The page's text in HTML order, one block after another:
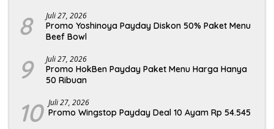
8 Juli 27, 2026
Promo Yoshinoya Payday Diskon 50% Paket Menu
Beef Bowl
9 Juli 27, 2026
Promo HokBen Payday Paket Menu Harga Hanya
50 Ribuan
10 Juli 27, 2026
Promo Wingstop Payday Deal 10 Ayam Rp 54.545